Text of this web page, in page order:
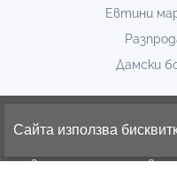
Евтини
Дамски
Запишете се за
Сайта използва